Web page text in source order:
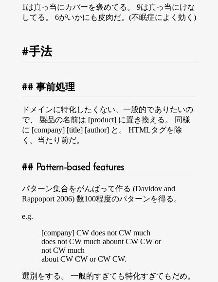
1は真っ当にカバーを褒めてる。 9は真っ当にけな
してる。 6がいかにも皮肉だ。(不眠症によく効く)
手法
事前処理
ドメインに特化したくない、一般的でありたいの
で、 製品の名前は [product] に置き換える。 同様
に [company] [title] [author] と。 HTMLタグを除
く。当たり前だ。
Pattern-based features
パターン集合をがんばって作る (Davidov and
Rappoport 2006) 数100程度のパターンを得る。
e.g.
[company] CW does not CW much
does not CW much abount CW CW or
not CW much
about CW CW or CW CW.
選別をする。 一般的すぎても特化すぎてもだめ。